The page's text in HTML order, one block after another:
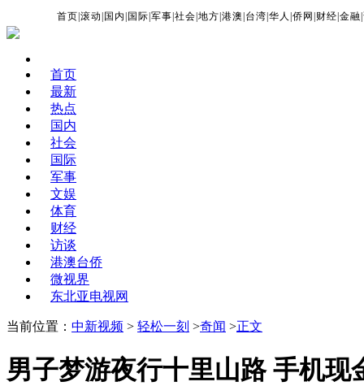
首页 |滚动 国内 国际 |军事 |社会 |地方 |港澳 台湾 |华人 |侨网 财经 |金融 |
首页
最新
热点
国内
社会
国际
军事
文娱
体育
财经
访谈
港澳台侨
微视界
东北亚电视网
当前位置： 中新视频 > 轻松一刻 >奇闻 >正文
男子梦游夜行十里山路 手机现